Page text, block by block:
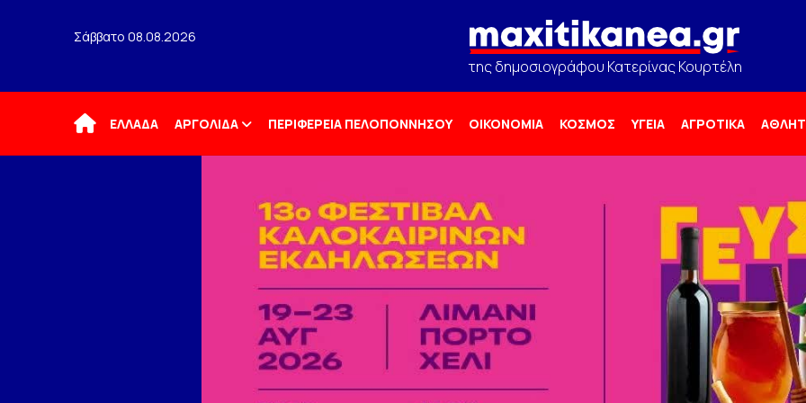
Σάββατο 08.08.2026
της δημοσιογράφου Κατερίνας Κουρτέλη
ΑρχικήΕΛΛΑΔΑ ΑΡΓΟΛΙΔΑ ΠΕΡΙΦΕΡΕΙΑ ΠΕΛΟΠΟΝΝΗΣΟΥ ΟΙΚΟΝΟΜΙΑ ΚΟΣΜΟΣ ΥΓΕΙΑ ΑΓΡΟΤΙΚΑ